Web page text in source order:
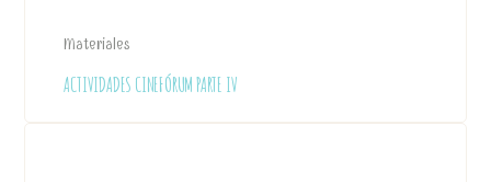
Materiales
ACTIVIDADES CINEFÓRUM PARTE IV